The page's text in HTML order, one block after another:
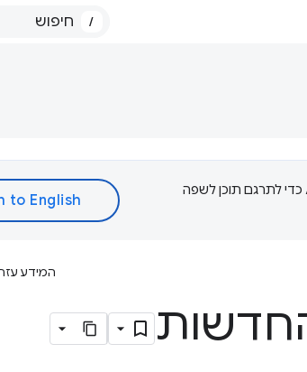
/
‫Google משתמשת בטכנולוגיית AI כדי לתרגם תוכן לשפה
המידע